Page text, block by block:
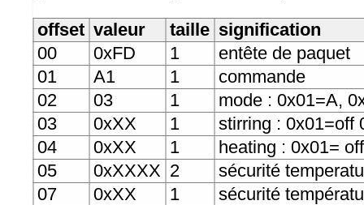
offset valeur taille signification
00
0xFD 1
entête de paquet
01
A1 1
commande
02
03 1
mode : 0x01=A,
03
0xXX 1
stirring : 0x01=off
04
0xXX 1
heating : 0x01=
05
0xXXXX 2
sécurité
07
0xXX 1
sécurité